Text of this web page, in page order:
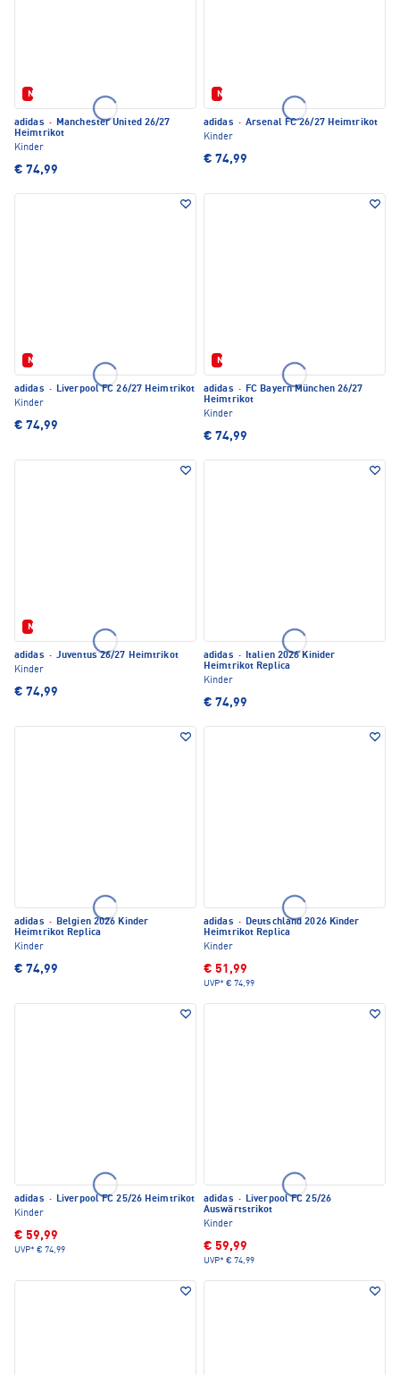
Neu
adidas · Manchester United 26/27
Heimtrikot
Kinder
€ 74,99
Neu
adidas · Arsenal FC 26/27 Heimtrikot
Kinder
€ 74,99
Neu
adidas · Liverpool FC 26/27 Heimtrikot
Kinder
€ 74,99
Neu
adidas · FC Bayern München 26/27
Heimtrikot
Kinder
€ 74,99
Neu
adidas · Juventus 26/27 Heimtrikot
Kinder
€ 74,99
adidas · Italien 2026 Kinider
Heimtrikot Replica
Kinder
€ 74,99
adidas · Belgien 2026 Kinder
Heimtrikot Replica
Kinder
€ 74,99
adidas · Deutschland 2026 Kinder
Heimtrikot Replica
Kinder
€ 51,99
UVP* € 74,99
adidas · Liverpool FC 25/26 Heimtrikot
Kinder
€ 59,99
UVP* € 74,99
adidas · Liverpool FC 25/26
Auswärtstrikot
Kinder
€ 59,99
UVP* € 74,99